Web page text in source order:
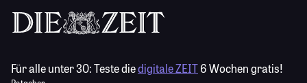
Für alle unter 30:Teste diedigitale ZEIT6 Wochen gratis!